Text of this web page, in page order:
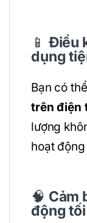
📱 Điều
dụng
Bạn có thể
trên điện
lượng
hoạt
🧠 Cảm
động